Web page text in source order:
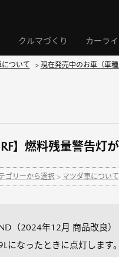
クルマづくり カーラ
ついて > 現在発売中のお車（車種
RF】燃料残量警告灯
ゴリーから選択 > マツダ車について
（2024年12月 商品改良）
になったときに点灯します。